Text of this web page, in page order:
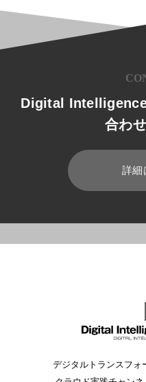
Digital Intelligence
合わ
詳細
デジタルトランスフォ